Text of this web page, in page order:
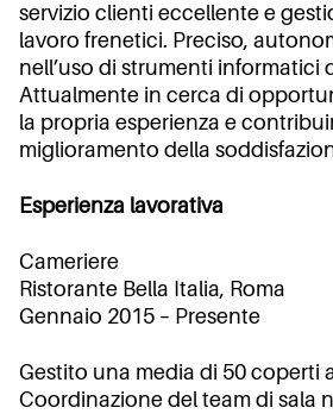
servizio clienti eccellente e
lavoro frenetici. Preciso,
nell’uso di strumenti informatici
Attualmente in cerca di
la propria esperienza e
miglioramento della
Esperienza lavorativa
Cameriere
Ristorante Bella Italia, Roma
Gennaio 2015 – Presente
Gestito una media di 50 coperti
Coordinazione del team di sala